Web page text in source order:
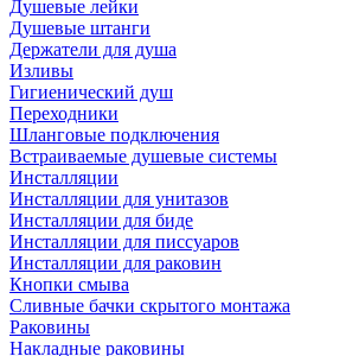
Душевые лейки
Душевые штанги
Держатели для душа
Изливы
Гигиенический душ
Переходники
Шланговые подключения
Встраиваемые душевые системы
Инсталляции
Инсталляции для унитазов
Инсталляции для биде
Инсталляции для писсуаров
Инсталляции для раковин
Кнопки смыва
Сливные бачки скрытого монтажа
Раковины
Накладные раковины